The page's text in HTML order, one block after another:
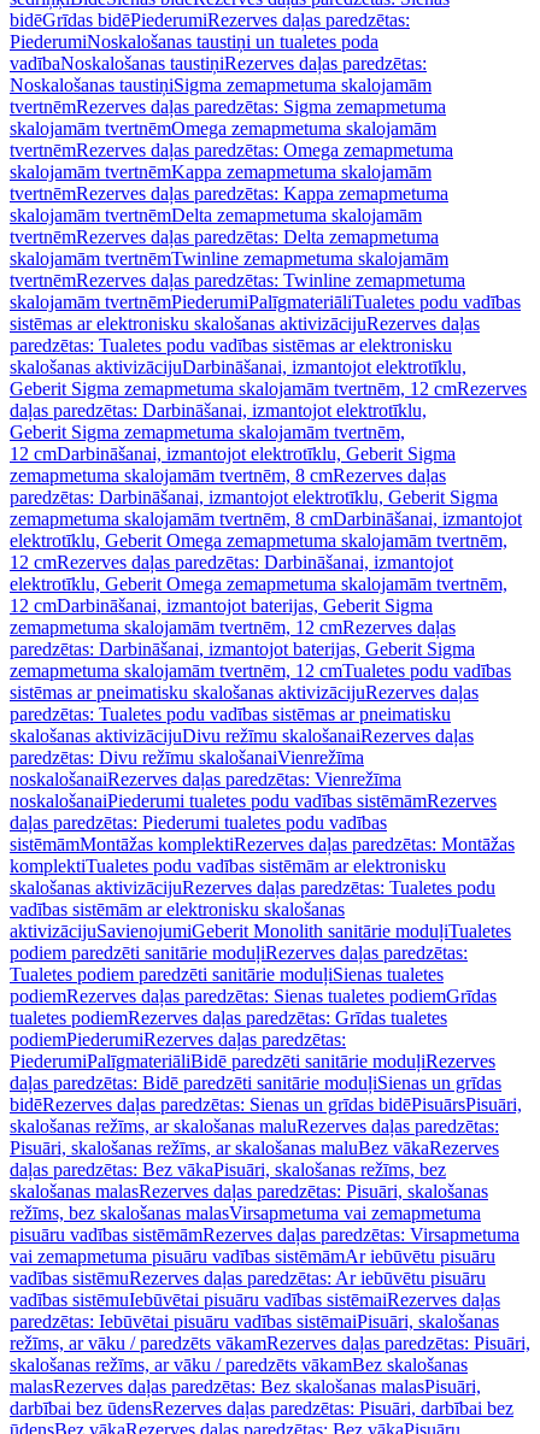
bidēGrīdas bidēPiederumiRezerves daļas paredzētas:
PiederumiNoskalošanas taustiņi un tualetes poda
vadībaNoskalošanas taustiņiRezerves daļas paredzētas:
Noskalošanas taustiņiSigma zemapmetuma skalojamām
tvertnēmRezerves daļas paredzētas: Sigma zemapmetuma
skalojamām tvertnēmOmega zemapmetuma skalojamām
tvertnēmRezerves daļas paredzētas: Omega zemapmetuma
skalojamām tvertnēmKappa zemapmetuma skalojamām
tvertnēmRezerves daļas paredzētas: Kappa zemapmetuma
skalojamām tvertnēmDelta zemapmetuma skalojamām
tvertnēmRezerves daļas paredzētas: Delta zemapmetuma
skalojamām tvertnēmTwinline zemapmetuma skalojamām
tvertnēmRezerves daļas paredzētas: Twinline zemapmetuma
skalojamām tvertnēmPiederumiPalīgmateriāliTualetes podu vadības
sistēmas ar elektronisku skalošanas aktivizācijuRezerves daļas
paredzētas: Tualetes podu vadības sistēmas ar elektronisku
skalošanas aktivizācijuDarbināšanai, izmantojot elektrotīklu,
Geberit Sigma zemapmetuma skalojamām tvertnēm, 12 cmRezerves
daļas paredzētas: Darbināšanai, izmantojot elektrotīklu,
Geberit Sigma zemapmetuma skalojamām tvertnēm,
12 cmDarbināšanai, izmantojot elektrotīklu, Geberit Sigma
zemapmetuma skalojamām tvertnēm, 8 cmRezerves daļas
paredzētas: Darbināšanai, izmantojot elektrotīklu, Geberit Sigma
zemapmetuma skalojamām tvertnēm, 8 cmDarbināšanai, izmantojot
elektrotīklu, Geberit Omega zemapmetuma skalojamām tvertnēm,
12 cmRezerves daļas paredzētas: Darbināšanai, izmantojot
elektrotīklu, Geberit Omega zemapmetuma skalojamām tvertnēm,
12 cmDarbināšanai, izmantojot baterijas, Geberit Sigma
zemapmetuma skalojamām tvertnēm, 12 cmRezerves daļas
paredzētas: Darbināšanai, izmantojot baterijas, Geberit Sigma
zemapmetuma skalojamām tvertnēm, 12 cmTualetes podu vadības
sistēmas ar pneimatisku skalošanas aktivizācijuRezerves daļas
paredzētas: Tualetes podu vadības sistēmas ar pneimatisku
skalošanas aktivizācijuDivu režīmu skalošanaiRezerves daļas
paredzētas: Divu režīmu skalošanaiVienrežīma
noskalošanaiRezerves daļas paredzētas: Vienrežīma
noskalošanaiPiederumi tualetes podu vadības sistēmāmRezerves
daļas paredzētas: Piederumi tualetes podu vadības
sistēmāmMontāžas komplektiRezerves daļas paredzētas: Montāžas
komplektiTualetes podu vadības sistēmām ar elektronisku
skalošanas aktivizācijuRezerves daļas paredzētas: Tualetes podu
vadības sistēmām ar elektronisku skalošanas
aktivizācijuSavienojumiGeberit Monolith sanitārie moduļiTualetes
podiem paredzēti sanitārie moduļiRezerves daļas paredzētas:
Tualetes podiem paredzēti sanitārie moduļiSienas tualetes
podiemRezerves daļas paredzētas: Sienas tualetes podiemGrīdas
tualetes podiemRezerves daļas paredzētas: Grīdas tualetes
podiemPiederumiRezerves daļas paredzētas:
PiederumiPalīgmateriāliBidē paredzēti sanitārie moduļiRezerves
daļas paredzētas: Bidē paredzēti sanitārie moduļiSienas un grīdas
bidēRezerves daļas paredzētas: Sienas un grīdas bidēPisuārsPisuāri,
skalošanas režīms, ar skalošanas maluRezerves daļas paredzētas:
Pisuāri, skalošanas režīms, ar skalošanas maluBez vākaRezerves
daļas paredzētas: Bez vākaPisuāri, skalošanas režīms, bez
skalošanas malasRezerves daļas paredzētas: Pisuāri, skalošanas
režīms, bez skalošanas malasVirsapmetuma vai zemapmetuma
pisuāru vadības sistēmāmRezerves daļas paredzētas: Virsapmetuma
vai zemapmetuma pisuāru vadības sistēmāmAr iebūvētu pisuāru
vadības sistēmuRezerves daļas paredzētas: Ar iebūvētu pisuāru
vadības sistēmuIebūvētai pisuāru vadības sistēmaiRezerves daļas
paredzētas: Iebūvētai pisuāru vadības sistēmaiPisuāri, skalošanas
režīms, ar vāku / paredzēts vākamRezerves daļas paredzētas: Pisuāri,
skalošanas režīms, ar vāku / paredzēts vākamBez skalošanas
malasRezerves daļas paredzētas: Bez skalošanas malasPisuāri,
darbībai bez ūdensRezerves daļas paredzētas: Pisuāri, darbībai bez
ūdensBez vākaRezerves daļas paredzētas: Bez vākaPisuāru